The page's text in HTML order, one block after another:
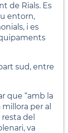
de Rials. Es
entorn,
i es
sud, entre
que “amb la
per al
del
va